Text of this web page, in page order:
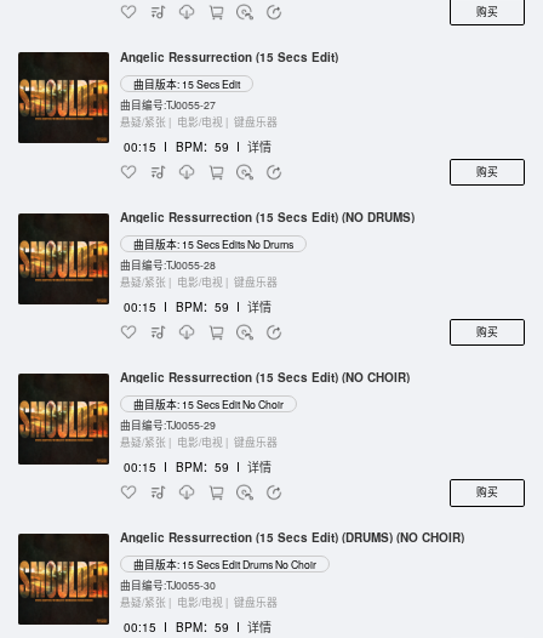
购买
Angelic Ressurrection (15 Secs Edit)
曲目版本: 15 Secs Edit
曲目编号:TJ0055-27
悬疑/紧张 | 电影/电视 | 键盘乐器
00:15 I BPM：59 I 详情
购买
Angelic Ressurrection (15 Secs Edit) (NO DRUMS)
曲目版本: 15 Secs Edits No Drums
曲目编号:TJ0055-28
悬疑/紧张 | 电影/电视 | 键盘乐器
00:15 I BPM：59 I 详情
购买
Angelic Ressurrection (15 Secs Edit) (NO CHOIR)
曲目版本: 15 Secs Edit No Choir
曲目编号:TJ0055-29
悬疑/紧张 | 电影/电视 | 键盘乐器
00:15 I BPM：59 I 详情
购买
Angelic Ressurrection (15 Secs Edit) (DRUMS) (NO CHOIR)
曲目版本: 15 Secs Edit Drums No Choir
曲目编号:TJ0055-30
悬疑/紧张 | 电影/电视 | 键盘乐器
00:15 I BPM：59 I 详情